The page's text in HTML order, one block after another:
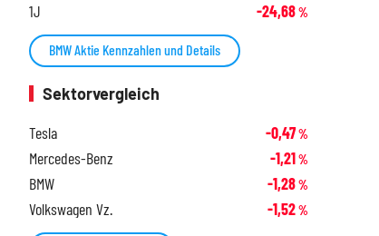
1J -24,68%
BMW Aktie Kennzahlen und Details
Sektorvergleich
Tesla
-0,47%
Mercedes-Benz -1,21%
BMW -1,28%
Volkswagen Vz. -1,52%